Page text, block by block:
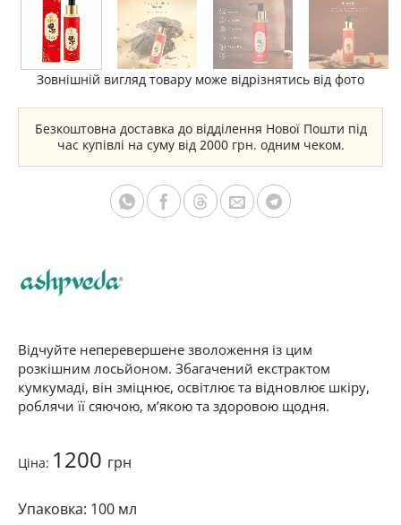
Зовнішній вигляд товару може відрізнятись від фото
Безкоштовна доставка до відділення Нової Пошти під
час купівлі на суму від 2000 грн. одним чеком.
Відчуйте неперевершене зволоження із цим
розкішним лосьйоном. Збагачений екстрактом
кумкумаді, він зміцнює, освітлює та відновлює шкіру,
роблячи її сяючою, м’якою та здоровою щодня.
Ціна: 1200 грн
100 мл